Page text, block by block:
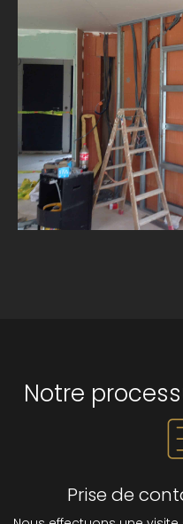
Notre
Prise de